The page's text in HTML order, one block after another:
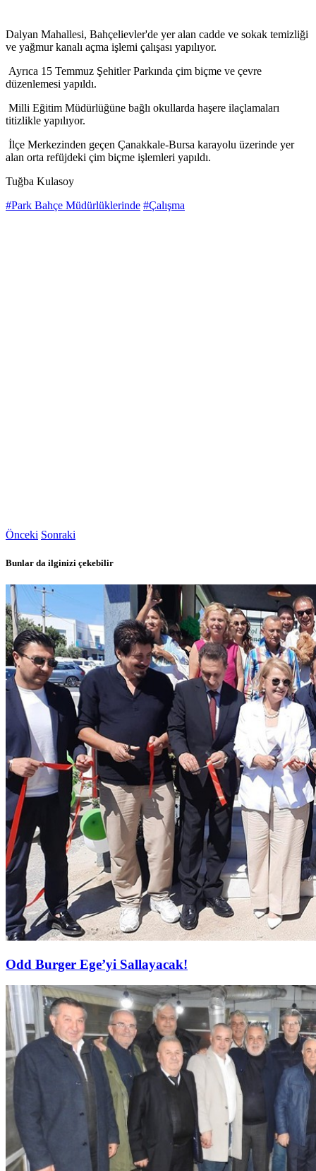
Dalyan Mahallesi, Bahçelievler'de yer alan cadde ve sokak temizliği
ve yağmur kanalı açma işlemi çalışası yapılıyor.
Ayrıca 15 Temmuz Şehitler Parkında çim biçme ve çevre
düzenlemesi yapıldı.
Milli Eğitim Müdürlüğüne bağlı okullarda haşere ilaçlamaları
titizlikle yapılıyor.
İlçe Merkezinden geçen Çanakkale-Bursa karayolu üzerinde yer
alan orta refüjdeki çim biçme işlemleri yapıldı.
Tuğba Kulasoy
#Park Bahçe Müdürlüklerinde #Çalışma
Önceki Sonraki
Bunlar da ilginizi çekebilir
Odd Burger Ege’yi Sallayacak!